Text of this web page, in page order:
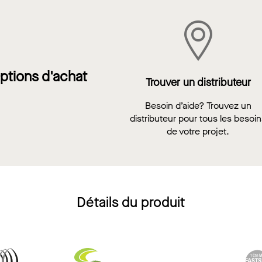
d'achat Trouver un distributeur
Besoin d’aide? Trouvez un
distributeur pour tous les
de votre projet.
Détails du produit